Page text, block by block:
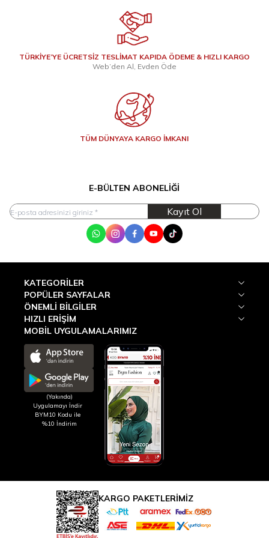
TÜRKİYE’YE ÜCRETSİZ TESLİMAT KAPIDA ÖDEME & HIZLI KARGO
Web’den Al, Evden Öde
TÜM DÜNYAYA KARGO İMKANI
E-BÜLTEN ABONELIĞI
Kayıt Ol
WhatsApp
InstagramFacebook
YoutubeTik Tok
KATEGORILER
POPÜLER SAYFALAR
ÖNEMLI BILGILER
HIZLI ERIŞIM
MOBİL UYGULAMALARIMIZ
(Yakında)
Uygulamayı İndir
BYM10 Kodu ile
%10 İndirim
KARGO PAKETLERİMİZ